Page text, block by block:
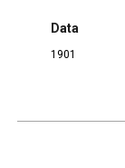
Data
1901